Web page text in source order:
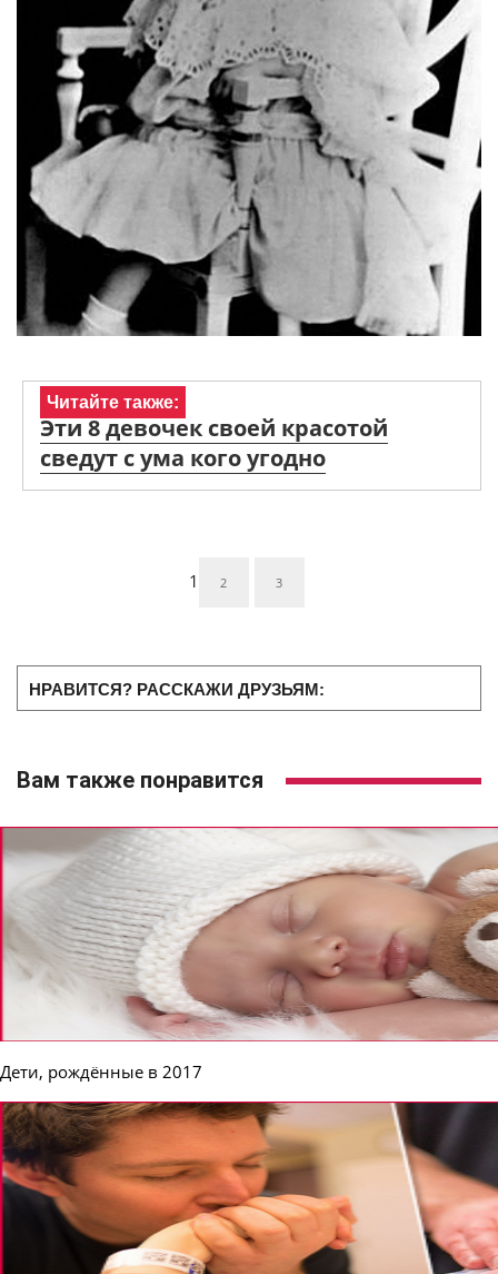
Читайте также:
Эти 8 девочек своей красотой
сведут с ума кого угодно
1 2 3
НРАВИТСЯ? РАССКАЖИ ДРУЗЬЯМ:
Вам также понравится
Дети, рождённые в 2017